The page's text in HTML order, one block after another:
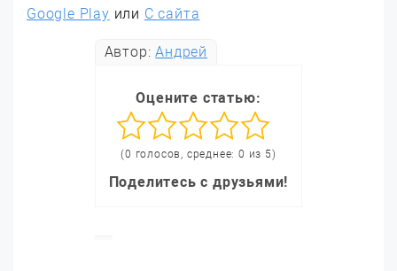
Google Play или С сайта
Автор:Андрей
Оцените статью:
(0 голосов, среднее: 0 из 5)
Поделитесь с друзьями!